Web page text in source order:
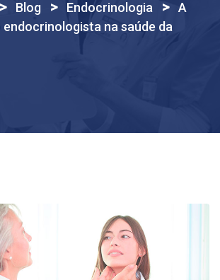
> Blog > Endocrinologia > A
na saúde da